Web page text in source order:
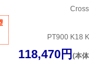
Cross
PT900 K18
118,470円 (本